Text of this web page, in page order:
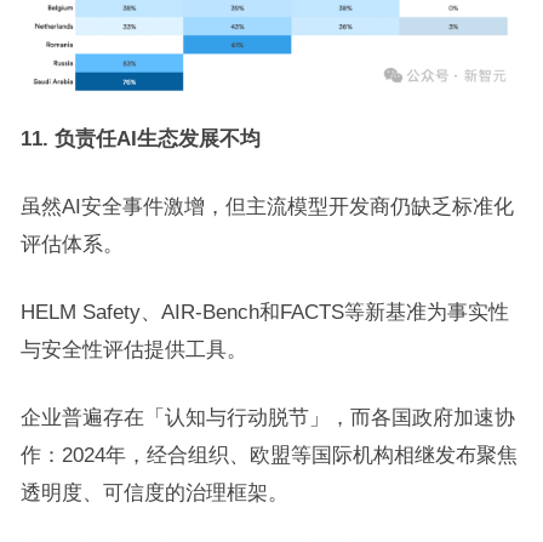
11. 负责任AI生态发展不均
虽然AI安全事件激增，但主流模型开发商仍缺乏标准化
评估体系。
HELM Safety、AIR-Bench和FACTS等新基准为事实性
与安全性评估提供工具。
企业普遍存在「认知与行动脱节」，而各国政府加速协
作：2024年，经合组织、欧盟等国际机构相继发布聚焦
透明度、可信度的治理框架。